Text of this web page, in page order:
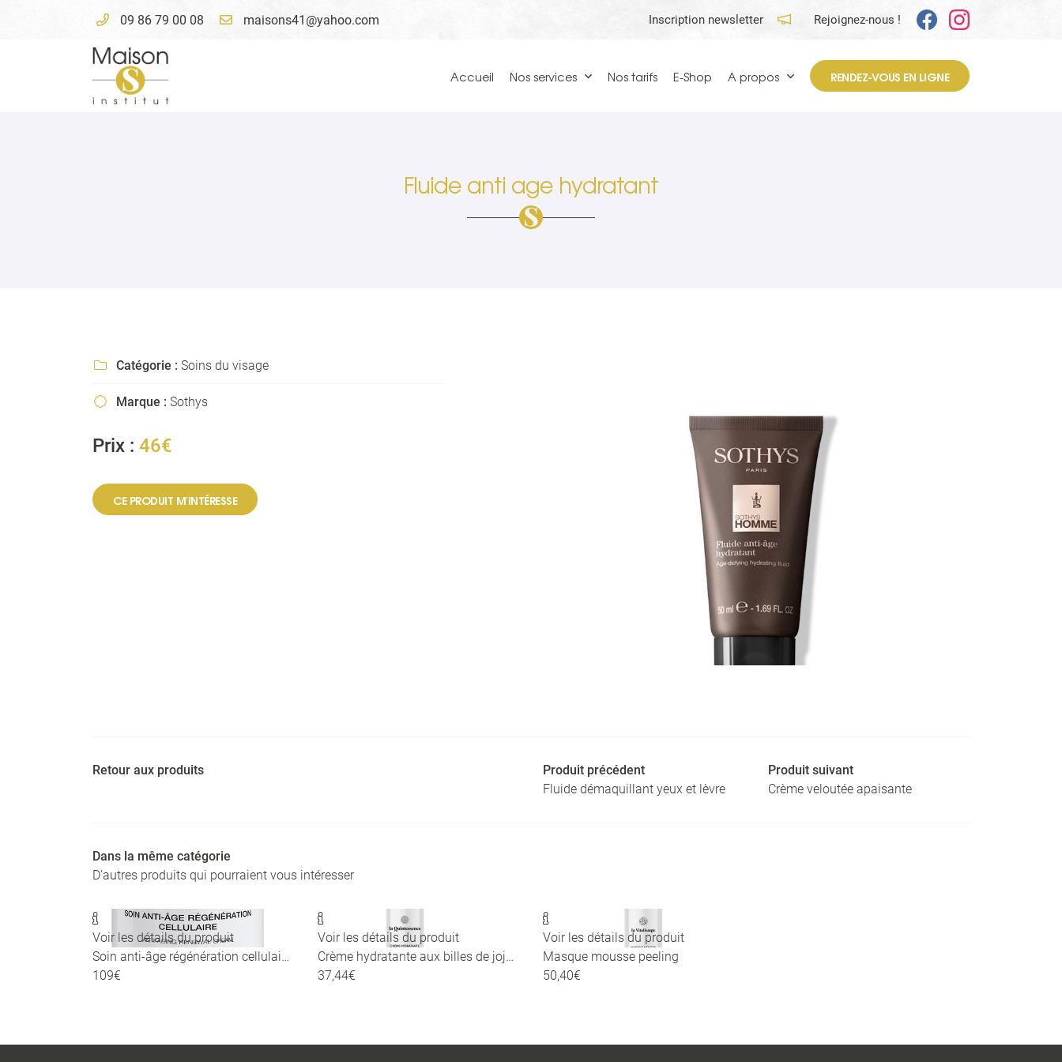
09 86 79 00 08 Inscription newsletter Rejoignez-nous !
Accueil Nos services Nos tarifs E-Shop A propos RENDEZ-VOUS EN LIGNE
09 86 79 00 08
l'adresse email indiqué ci-dessus. Vous pouvez vous désinscrire à tout moment en
le formulaire de désinscription.
INSCRIPTION
Fluide anti age hydratant
 Catégorie : Soins du visage
 Marque : Sothys
Prix : 46€
CE PRODUIT M'INTÉRESSE
Retour aux produits
Produit précédent
Fluide démaquillant yeux et lèvre
Produit suivant
Crème veloutée apaisante
Dans la même catégorie
D'autres produits qui pourraient vous intéresser

Voir les détails du produit
Soin anti-âge régénération cellulaire
109€

Voir les détails du produit
Crème hydratante aux billes de jojoba
37,44€

Voir les détails du produit
Masque mousse peeling
50,40€